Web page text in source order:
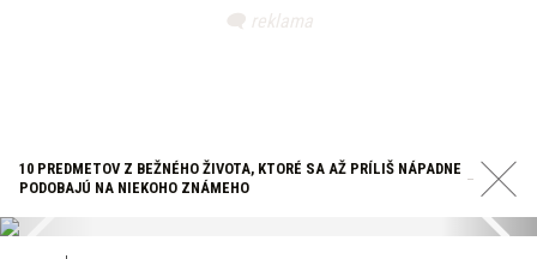
10 PREDMETOV Z BEŽNÉHO ŽIVOTA, KTORÉ SA AŽ PRÍLIŠ NÁPADNE
PODOBAJÚ NA NIEKOHO ZNÁMEHO